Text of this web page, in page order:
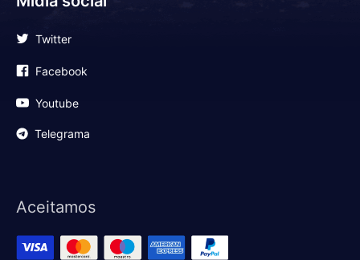
Twitter
Facebook
Youtube
Telegrama
Aceitamos